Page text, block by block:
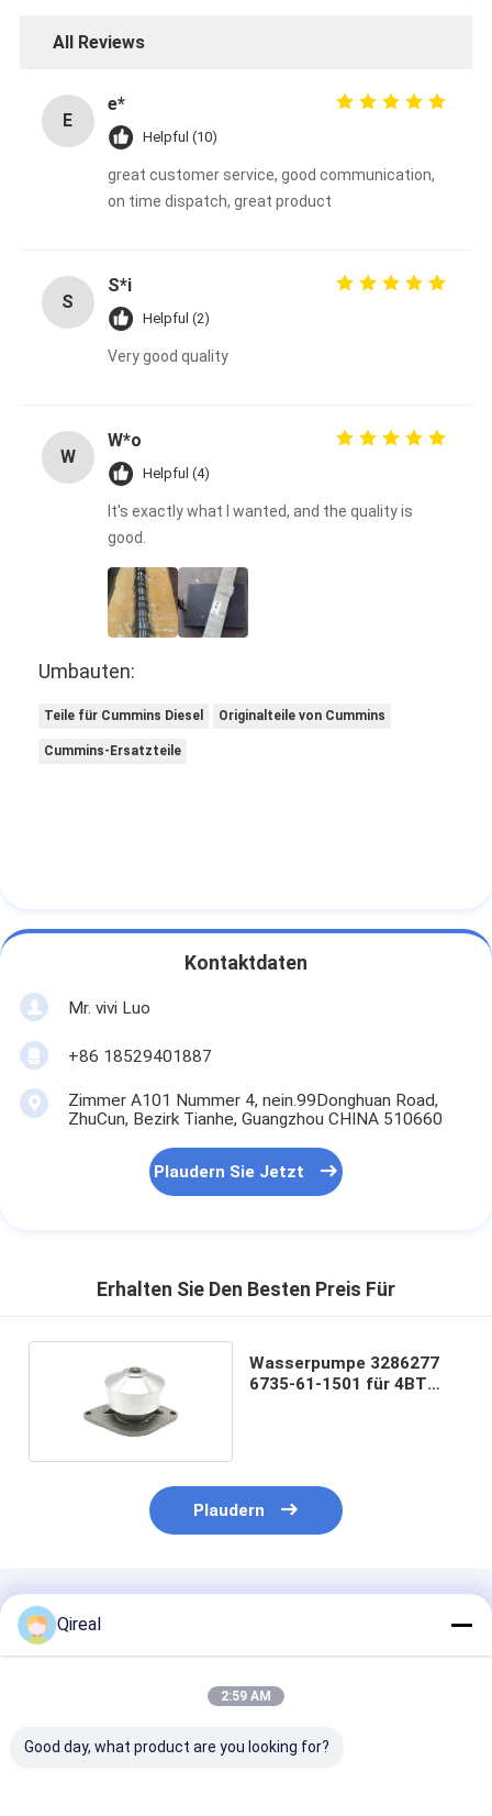
All Reviews
E
e*
Helpful (10)
great customer service, good communication,
on time dispatch, great product
S
S*i
Helpful (2)
Very good quality
W
W*o
Helpful (4)
It's exactly what I wanted, and the quality is
good.
Umbauten:
Teile für Cummins Diesel Originalteile von Cummins
Cummins-Ersatzteile
Kontaktdaten
Mr. vivi Luo
+86 18529401887
Zimmer A101 Nummer 4, nein.99Donghuan Road,
ZhuCun, Bezirk Tianhe, Guangzhou CHINA 510660
Plaudern Sie Jetzt
Erhalten Sie Den Besten Preis Für
Wasserpumpe 3286277
6735-61-1501 für 4BT
Plaudern
Empfohlene Produkte
Qireal
2:59 AM
Good day, what product are you looking for?